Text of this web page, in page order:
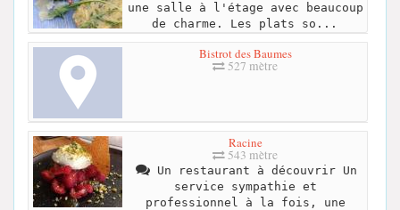
une salle à l'étage avec beaucoup
de charme. Les plats so...
Bistrot des Baumes
527 mètre
Racine
543 mètre
Un restaurant à découvrir Un
service sympathie et
professionnel à la fois, une